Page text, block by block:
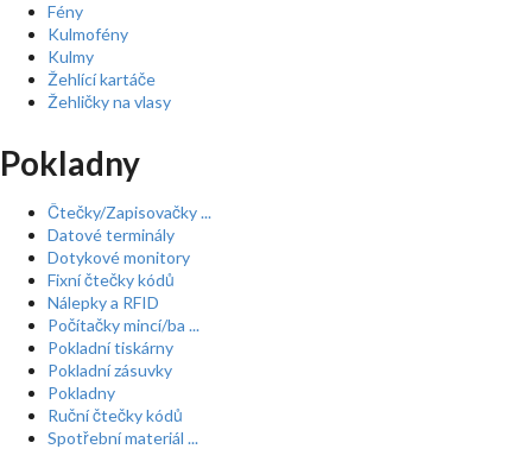
Fény
Kulmofény
Kulmy
Žehlící kartáče
Žehličky na vlasy
Pokladny
Čtečky/Zapisovačky ...
Datové terminály
Dotykové monitory
Fixní čtečky kódů
Nálepky a RFID
Počítačky mincí/ba ...
Pokladní tiskárny
Pokladní zásuvky
Pokladny
Ruční čtečky kódů
Spotřební materiál ...